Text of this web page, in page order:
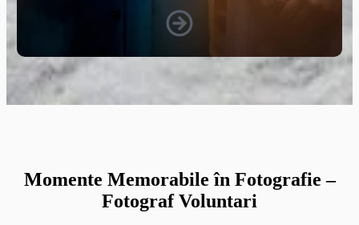
Momente Memorabile în Fotografie –
Fotograf Voluntari